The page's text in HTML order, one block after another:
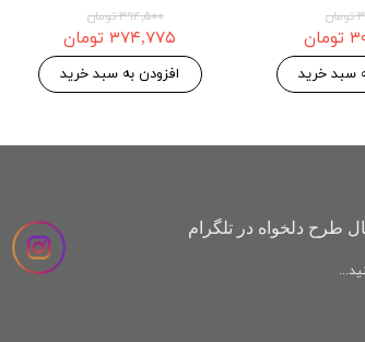
۳۹۴,۵۰۰ تومان
۳۷۴,۷۷۵ تومان
افزودن به سبد خرید سبد خرید
طرح دلخواه در تلگرام